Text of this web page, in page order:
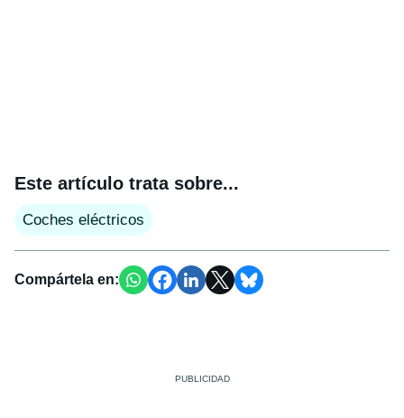
Este artículo trata sobre...
Coches eléctricos
Compártela en: